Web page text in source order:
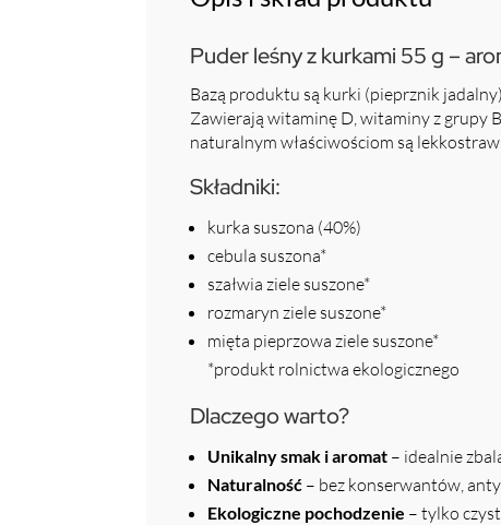
Puder leśny z kurkami 55 g –
Bazą produktu są kurki (pieprznik
Zawierają witaminę D, witaminy z grupy
naturalnym właściwościom są
Składniki:
kurka suszona (40%)
cebula suszona*
szałwia ziele suszone*
rozmaryn ziele suszone*
mięta pieprzowa ziele suszone*
*produkt rolnictwa ekologicznego
Dlaczego warto?
Unikalny smak i aromat – idealnie
Naturalność – bez konserwantów,
Ekologiczne pochodzenie – tylko